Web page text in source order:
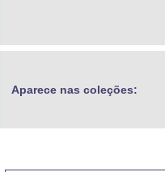
Aparece nas coleções: